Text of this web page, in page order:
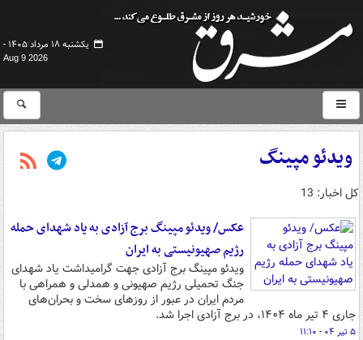
یکشنبه ۱۸ مرداد ۱۴۰۵ -
Aug 9 2026
ویدئو مپینگ
کل اخبار: 13
عکس/ ویدئو مپینگ برج آزادی به یاد شهدای حمله
رژیم صهیونیستی به ایران
ویدئو مپینگ برج آزادی جهت گرامیداشت یاد شهدای
جنگ تحمیلی رژیم صهیونی و همدلی و همراهی با
مردم ایران در عبور از روزهای سخت و بحران‌های
جاری ۴ تیر ماه ۱۴۰۴، در برج آزادی اجرا شد.
۵ تیر ۰۴ - ۱۱:۱۰